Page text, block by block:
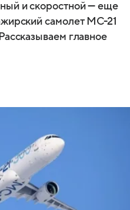
и скоростной — еще
самолет МС-21
главное